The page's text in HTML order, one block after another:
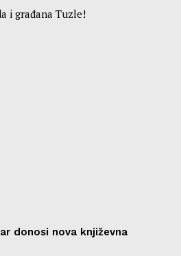
i građana Tuzle!
donosi nova književna